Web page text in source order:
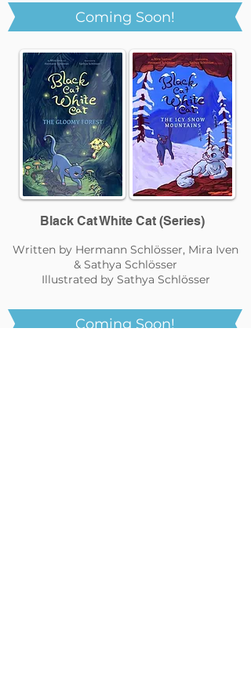
Coming Soon!
Black Cat White Cat (Series)
Written by Hermann Schlösser, Mira Iven
& Sathya Schlösser
Illustrated by Sathya Schlösser
Coming Soon!